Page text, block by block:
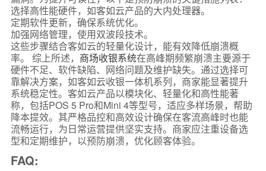
选择高性能硬件，如客如云产品的大内处理器。
定期软件更新，确保系统优化。
加强网络管理，使用双波段技术。
这些步骤结合客如云的轻量化设计，能有效降低崩溃概
率。 综上所述， 商场收银系统在高峰期频繁崩溃主要源于
硬件不足、软件缺陷、网络问题及维护缺失。通过选择可
靠解决方案，如客如云收银一体机系列，商家能显著提升
系统稳定性。客如云产品以模块化、轻量化和高性能著
称，包括POS 5 Pro和Mini 4等型号，适应多样场景，帮助
降本提效。其严格品控和高效设计确保在客流高峰时也能
流畅运行，为日常运营提供坚实支持。商家应注重设备选
型和定期维护，以预防崩溃，优化顾客体验。
FAQ: